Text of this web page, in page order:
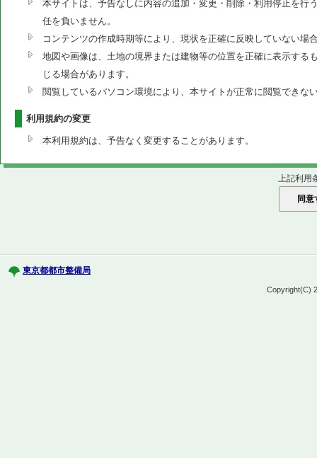
本サイトは、予告なしに内容の追加・変更・削除・利用停止を
任を負いません。
コンテンツの作成時期等により、現状を正確に反映していない場
地図や画像は、土地の境界または建物等の位置を正確に表示す
じる場合があります。
閲覧しているパソコン環境により、本サイトが正常に閲覧できな
利用規約の変更
本利用規約は、予告なく変更することがあります。
上記利用
東京都都市整備局
Copyright(C)